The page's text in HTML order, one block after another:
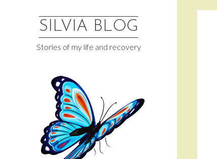
SILVIA BLOG
Stories of my life and recovery